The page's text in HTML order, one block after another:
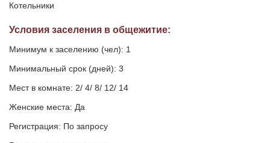
Котельники
Условия заселения в общежитие:
Минимум к заселению (чел): 1
Минимальный срок (дней): 3
Мест в комнате: 2/ 4/ 8/ 12/ 14
Женские места: Да
Регистрация: По запросу